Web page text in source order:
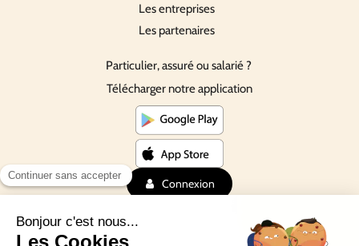
Les entreprises
Les partenaires
Particulier, assuré ou salarié ?
Télécharger notre application
Connexion
©Depuis 2016 SmartDiet